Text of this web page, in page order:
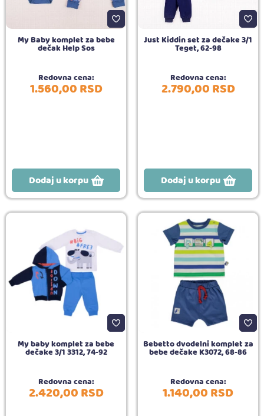
My Baby komplet za bebe
dečak Help Sos
Redovna cena:
1.560,00RSD
Dodaj u korpu
Just Kiddin set za dečake 3/1
Teget, 62-98
Redovna cena:
2.790,00RSD
Dodaj u korpu
My baby komplet za bebe
dečake 3/1 3312, 74-92
Redovna cena:
2.420,00RSD
Bebetto dvodelni komplet za
bebe dečake K3072, 68-86
Redovna cena:
1.140,00RSD